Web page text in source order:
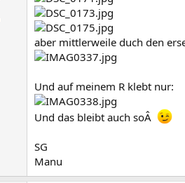
aber mittlerweile duch den
Und auf meinem R klebt nur:
Und das bleibt auch soÂ
SG
Manu